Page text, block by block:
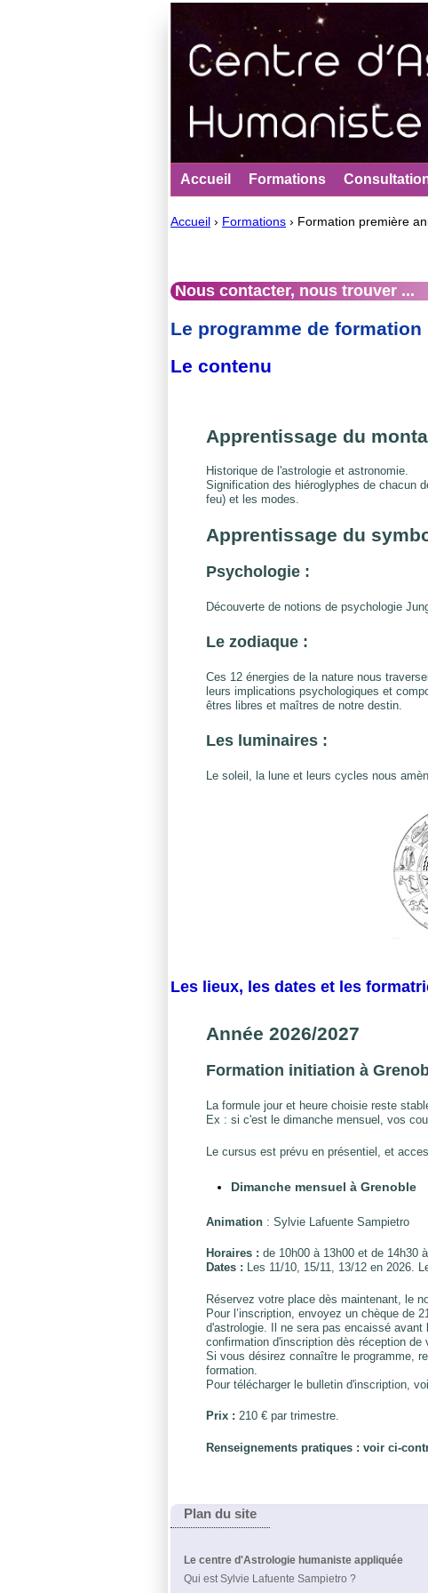
Accueil › Formations › Formation première
Nous contacter, nous trouver ...
Le programme de formation
Le contenu
Apprentissage du
Historique de l'astrologie et astronomie.
Signification des hiéroglyphes de chacun
feu) et les modes.
Apprentissage du
Psychologie :
Découverte de notions de psychologie
Le zodiaque :
Ces 12 énergies de la nature nous
leurs implications psychologiques et
êtres libres et maîtres de notre destin.
Les luminaires :
Le soleil, la lune et leurs cycles nous
Les lieux, les dates et les
Année 2026/2027
Formation initiation à
La formule jour et heure choisie reste
Ex : si c'est le dimanche mensuel, vos
Le cursus est prévu en présentiel, et
Dimanche mensuel à Grenoble
Animation : Sylvie Lafuente Sampietro
Horaires : de 10h00 à 13h00 et de 14h30
Dates : Les 11/10, 15/11, 13/12 en 2026.
Réservez votre place dès maintenant, le
Pour l’inscription, envoyez un chèque de
d'astrologie. Il ne sera pas encaissé
confirmation d'inscription dès réception de
Si vous désirez connaître le programme,
formation.
Pour télécharger le bulletin d'inscription,
Prix : 210 € par trimestre.
Renseignements pratiques : voir ci-
Accueil Formations
Plan du site
Le centre d'Astrologie humaniste appliquée
Qui est Sylvie Lafuente Sampietro ?